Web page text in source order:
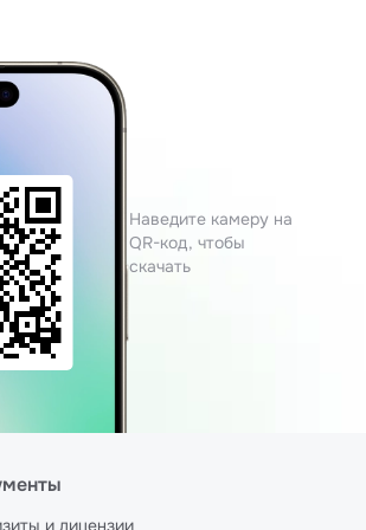
Наведите камеру на
QR-код, чтобы
скачать
и лицензии